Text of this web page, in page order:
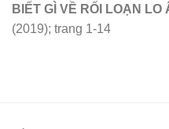
BIẾT GÌ VỀ RỐI LOẠN LO
(2019); trang 1-14